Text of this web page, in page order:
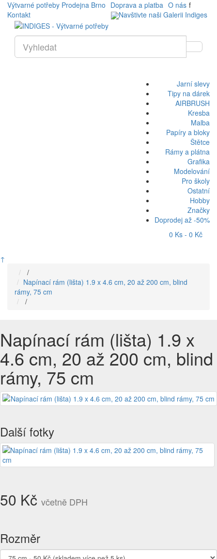
Výtvarné potřeby Prodejna Brno Doprava a platba O nás
Kontakt
Navštivte naši Galerii Indiges
f
Jarní slevy
Tipy na dárek
AIRBRUSH
Kresba
Malba
Papíry a bloky
Štětce
Rámy a plátna
Grafika
Modelování
Pro školy
Ostatní
Hobby
Značky
Doprodej až -50%
0 Ks - 0 Kč
↑
/
Napínací rám (lišta) 1.9 x 4.6 cm, 20 až 200 cm, blind
rámy, 75 cm
/
Napínací rám (lišta) 1.9 x
4.6 cm, 20 až 200 cm, blind
rámy, 75 cm
Další fotky
50 Kč včetně DPH
Rozměr